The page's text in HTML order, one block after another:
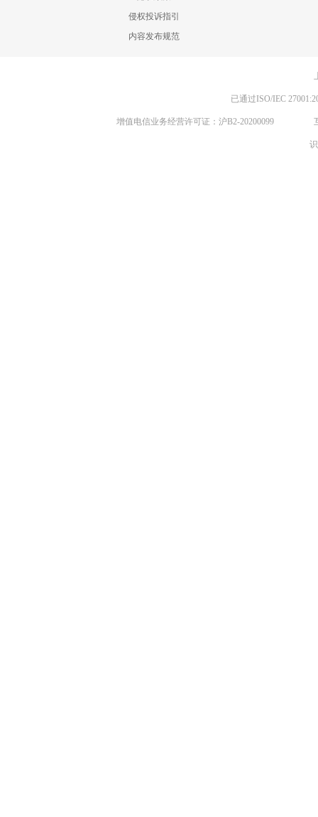
侵权投诉指引
内容发布规范
已通过ISO/IEC
增值电信业务经营许可证：沪B2-20200099